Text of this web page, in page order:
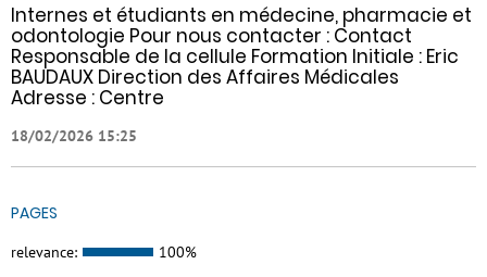
Internes et étudiants en médecine, pharmacie et
odontologie Pour nous contacter : Contact
Responsable de la cellule Formation Initiale : Eric
BAUDAUX Direction des Affaires Médicales
Adresse : Centre
18/02/2026 15:25
PAGES
relevance: 100%